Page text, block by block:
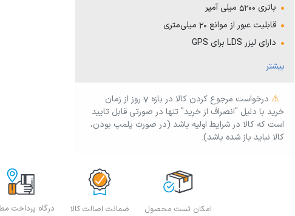
باتری 5200 میلی آمپر
قابلیت عبور از موانع 20 میلی‌متری
دارای لیزر LDS برای GPS
مخزن گرد و خاک 550 میلی‌لیتری
ارتفاع 96.5 میلی‌متری
قابلیت تی کشی با پد بزرگ
موتور ژاپنی با مکش 3000 پاسکالی
بیشتر
⚠️
درخواست مرجوع کردن کالا در بازه ۷ روز از زمان
خرید با دلیل "انصراف از خرید" تنها در صورتی قابل تایید
است که کالا در شرایط اولیه باشد (در صورت پلمپ بودن،
کالا نباید باز شده باشد).
امکان تست محصول ضمانت اصالت کالا درگاه پرداخت